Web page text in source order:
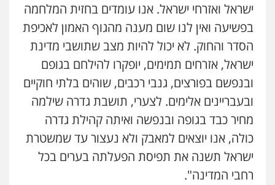
עו"ד זוהר ארבל
פלילי פשיעה חמורה מעצרים וחקירות
קטינים
0538788878
עו"ד אסף דוק
פלילי עבירות מין סמים והימורים פשיעה
חמורה חקירות ומעצרים צווארון לבן והונאה
0526885006
ישראל ואזרחי ישראל. אנו עומדים בחזית המלחמה
בפשיעה ואין לנו שום מענה מהגוף האמון לאכיפת
הסדר והחוק. לא יכול להיות מצב שתושבי מדינת
ישראל, אזרחים תמימים, יופקרו להילחם בגופם
ובנפשם בפורצים, גנבי רכבים, שוהים בלתי חוקיים
ובעבריינים אלימים. לצערי, תושבת גדרה שילמה
מחיר כבד בגופה ובנפשה ואיתה קהילת גדרה
כולה, אנו יוצאים למאבק ולא נעצור עד שמשטרת
ישראל תשנה את תפיסת הפעלתה בערים בכל
רחבי המדינה".